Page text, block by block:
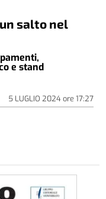
salto nel
e stand
5 LUGLIO 2024ore 17:27